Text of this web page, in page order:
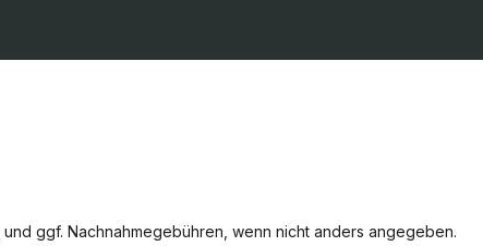
und ggf. Nachnahmegebühren, wenn nicht anders angegeben.